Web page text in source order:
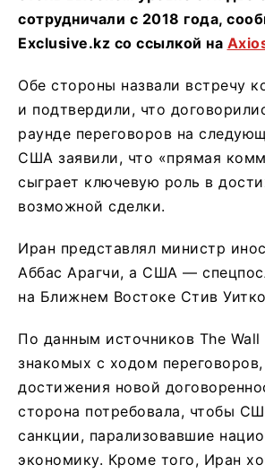
сотрудничали с 2018 года,
Exclusive.kz со ссылкой на
Обе стороны назвали встречу
и подтвердили, что
раунде переговоров на
США заявили, что «прямая
сыграет ключевую роль в
возможной сделки.
Иран представлял министр
Аббас Арагчи, а США —
на Ближнем Востоке Стив
По данным источников The
знакомых с ходом переговоров,
достижения новой
сторона потребовала, чтобы
санкции, парализовавшие
экономику. Кроме того, Иран